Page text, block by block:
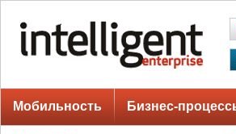
Мобильность Бизнес-